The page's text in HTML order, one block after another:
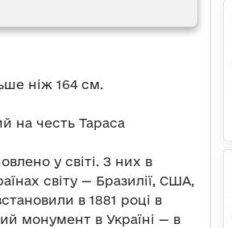
ніж 164 см.
на честь Тараса
у світі. З них в
світу — Бразилії, США,
в 1881 році в
монумент в Україні — в